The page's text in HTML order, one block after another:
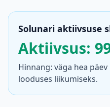
Solunari aktiivsuse
Aktiivsus:
Hinnang: väga hea
looduses liikumiseks.